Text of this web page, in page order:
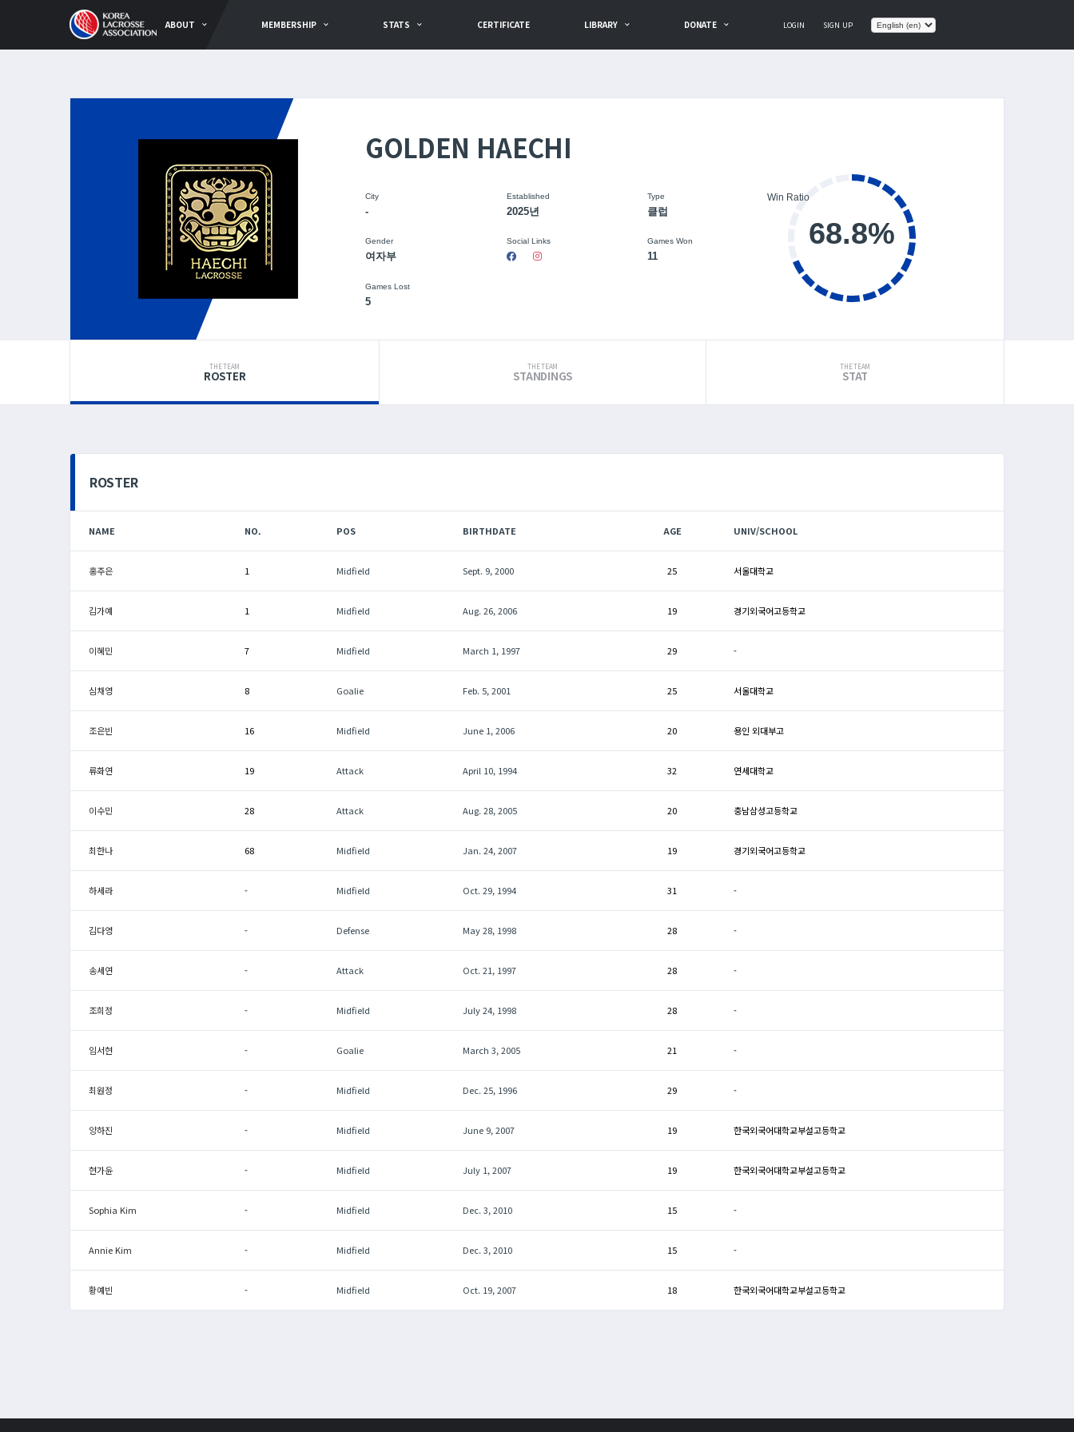
ABOUT MEMBERSHIP STATS CERTIFICATE LIBRARY DONATE LOGIN SIGN UP
GOLDEN HAECHI
City
-
Established
2025년
Type
클럽
Gender
여자부
Social Links Games Won
11
Games Lost
5
68.8%
THE TEAM
ROSTER
THE TEAM
STANDINGS
THE TEAM
STAT
ROSTER
NAME NO. POS BIRTHDATE AGE UNIV/SCHOOL
홍주은 1 Midfield Sept. 9, 2000 25 서울대학교
김가예 1 Midfield Aug. 26, 2006 19 경기외국어고등학교
이혜민 7 Midfield March 1, 1997 29 -
심채영 8 Goalie Feb. 5, 2001 25 서울대학교
조은빈 16 Midfield June 1, 2006 20 용인 외대부고
류화연 19 Attack April 10, 1994 32 연세대학교
이수민 28 Attack Aug. 28, 2005 20 충남삼성고등학교
최한나 68 Midfield Jan. 24, 2007 19 경기외국어고등학교
하세라 - Midfield Oct. 29, 1994 31 -
김다영 - Defense May 28, 1998 28 -
송세연 - Attack Oct. 21, 1997 28 -
조희정 - Midfield July 24, 1998 28 -
임서현 - Goalie March 3, 2005 21 -
최원정 - Midfield Dec. 25, 1996 29 -
양하진 - Midfield June 9, 2007 19 한국외국어대학교부설고등학교
현가윤 - Midfield July 1, 2007 19 한국외국어대학교부설고등학교
Sophia Kim - Midfield Dec. 3, 2010 15 -
Annie Kim - Midfield Dec. 3, 2010 15 -
황예빈 - Midfield Oct. 19, 2007 18 한국외국어대학교부설고등학교